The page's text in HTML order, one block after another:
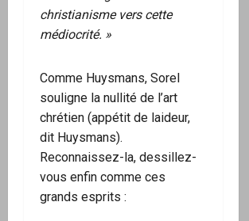
christianisme vers cette
médiocrité. »
Comme Huysmans, Sorel
souligne la nullité de l’art
chrétien (appétit de laideur,
dit Huysmans).
Reconnaissez-la, dessillez-
vous enfin comme ces
grands esprits :